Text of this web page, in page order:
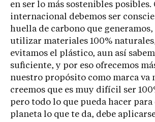
en ser lo más sostenibles posibles.
internacional debemos ser
huella de carbono que generamos,
utilizar materiales 100%
evitamos el plástico, aun así
suficiente, y por eso ofrecemos
nuestro propósito como marca va
creemos que es muy difícil ser
pero todo lo que pueda hacer para
planeta lo que te da, debe